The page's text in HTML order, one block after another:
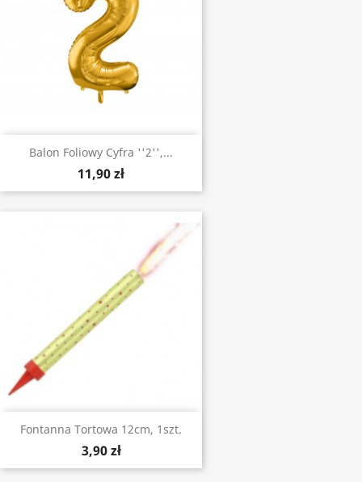
Balon Foliowy Cyfra ''2'',...
11,90 zł
Fontanna Tortowa 12cm, 1szt.
3,90 zł